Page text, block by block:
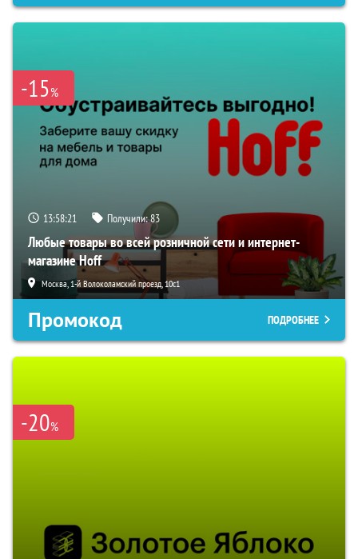
-15%
13:58:19 Получили:83
Любые товары во всей розничной сети и интернет-
магазине Hoff
Москва, 1-й Волоколамский проезд, 10с1
Промокод ПОДРОБНЕЕ
-20%